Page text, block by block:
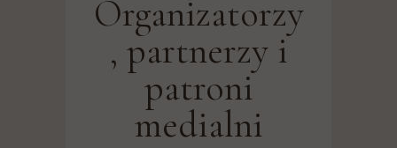
Organizatorzy
, partnerzy i
patroni
medialni